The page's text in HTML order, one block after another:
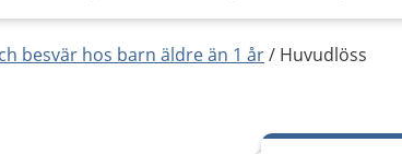
besvär hos barn äldre än 1 år Huvudlöss